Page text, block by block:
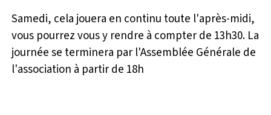
Samedi, cela jouera en continu toute l'après-midi,
vous pourrez vous y rendre à compter de 13h30. La
journée se terminera par l'Assemblée Générale de
l'association à partir de 18h